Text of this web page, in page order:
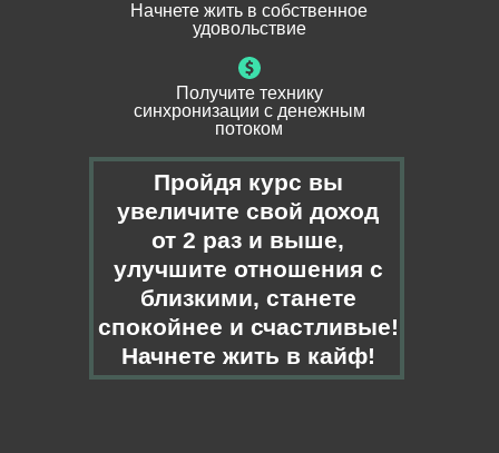
Получите технику
синхронизации с денежным
потоком
Начнете жить в собственное
удовольствие
Пройдя курс вы
увеличите свой доход
от 2 раз и выше,
улучшите отношения с
близкими, станете
спокойнее и счастливые!
Начнете жить в кайф!